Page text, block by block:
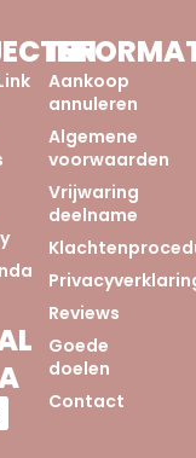
Aankoop
annuleren
Algemene
voorwaarden
Vrijwaring
deelname
Reviews
Goede
doelen
Contact